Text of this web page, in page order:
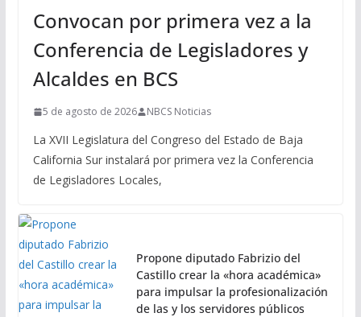
Convocan por primera vez a la
Conferencia de Legisladores y
Alcaldes en BCS
5 de agosto de 2026 NBCS Noticias
La XVII Legislatura del Congreso del Estado de Baja
California Sur instalará por primera vez la Conferencia
de Legisladores Locales,
Propone diputado Fabrizio del
Castillo crear la «hora académica»
para impulsar la profesionalización
de las y los servidores públicos